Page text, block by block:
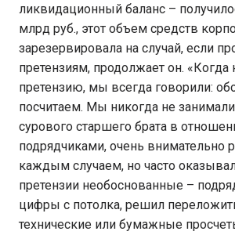
ликвидационный баланс –
млрд руб., этот объем средств
зарезервировала на случай, если
претензиям, продолжает он. «Когда
претензию, мы всегда говорили:
посчитаем. Мы никогда не
сурового старшего брата в
подрядчиками, очень внимательно
каждым случаем, но часто
претензии необоснованные –
цифры с потолка, решил
технические или бумажные